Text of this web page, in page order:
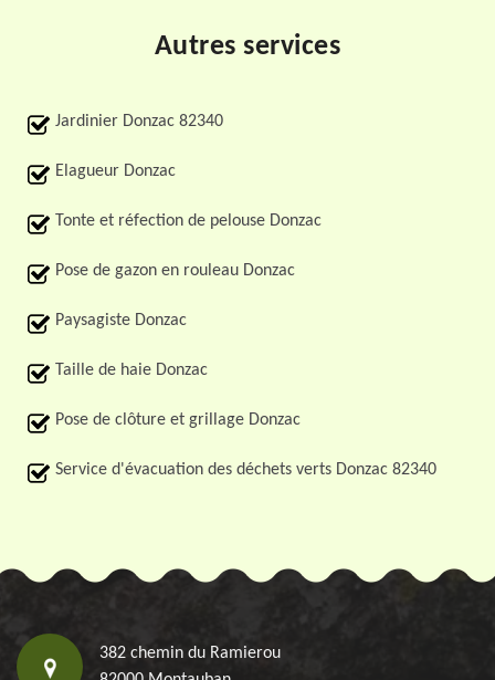
Autres services
Jardinier Donzac 82340
Elagueur Donzac
Tonte et réfection de pelouse Donzac
Pose de gazon en rouleau Donzac
Paysagiste Donzac
Taille de haie Donzac
Pose de clôture et grillage Donzac
Service d'évacuation des déchets verts Donzac 82340
382 chemin du Ramierou